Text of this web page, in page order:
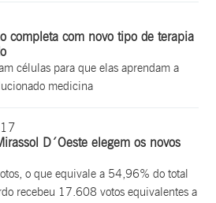
completa com novo tipo de terapia
células para que elas aprendam a
medicina
D´Oeste elegem os novos
o que equivale a 54,96% do total
recebeu 17.608 votos equivalentes a